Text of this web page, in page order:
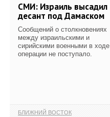
СМИ: Израиль высадил
десант под Дамаском
Сообщений о столкновениях
между израильскими и
сирийскими военными в ходе
операции не поступало.
БЛИЖНИЙ ВОСТОК